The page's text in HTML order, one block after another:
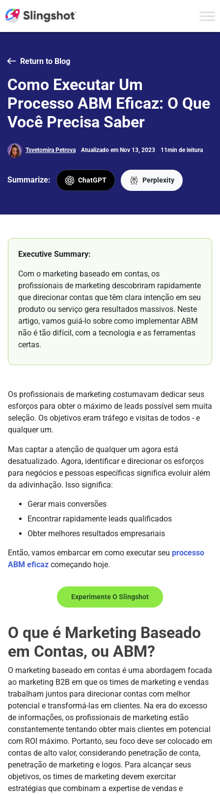
Return to Blog
Como Executar Um
Processo ABM Eficaz: O Que
Você Precisa Saber
Tsvetomira Petrova Atualizado em Nov 13, 2023 11min de leitura
Summarize: ChatGPT Perplexity
Executive Summary:
Com o marketing baseado em contas, os
profissionais de marketing descobriram rapidamente
que direcionar contas que têm clara intenção em seu
produto ou serviço gera resultados massivos. Neste
artigo, vamos guiá-lo sobre como implementar ABM
não é tão difícil, com a tecnologia e as ferramentas
certas.
Os profissionais de marketing costumavam dedicar seus
esforços para obter o máximo de leads possível sem muita
seleção. Os objetivos eram tráfego e visitas de todos - e
qualquer um.
Mas captar a atenção de qualquer um agora está
desatualizado. Agora, identificar e direcionar os esforços
para negócios e pessoas específicas significa evoluir além
da adivinhação. Isso significa:
Gerar mais conversões
Encontrar rapidamente leads qualificados
Obter melhores resultados empresariais
Então, vamos embarcar em como executar seu processo
ABM eficaz começando hoje.
Experimente O Slingshot
O que é Marketing Baseado
em Contas, ou ABM?
O marketing baseado em contas é uma abordagem focada
ao marketing B2B em que os times de marketing e vendas
trabalham juntos para direcionar contas com melhor
potencial e transformá-las em clientes. Na era do excesso
de informações, os profissionais de marketing estão
constantemente tentando obter mais clientes em potencial
com ROI máximo. Portanto, seu foco deve ser colocado em
contas de alto valor, considerando penetração de conta,
penetração de marketing e logos. Para alcançar seus
objetivos, os times de marketing devem exercitar
estratégias que combinam a expertise de vendas e